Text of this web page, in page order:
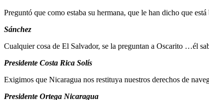
Preguntó que como estaba su hermana, que le han dicho que
Sánchez
Cualquier cosa de El Salvador, se la preguntan a Oscarito …él
Presidente Costa Rica Solís
Exigimos que Nicaragua nos restituya nuestros derechos de
Presidente Ortega Nicaragua